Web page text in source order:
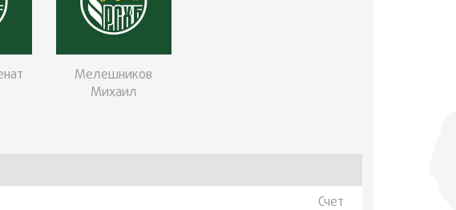
Мелешников
Михаил
Счет